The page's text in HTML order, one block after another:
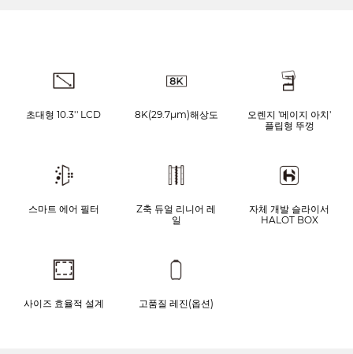
초대형 10.3'' LCD 8K(29.7μm)해상도
오렌지 '메이지 아치'
플립형 뚜껑
스마트 에어 필터
Z축 듀얼 리니어 레
일
자체 개발 슬라이서
HALOT BOX
사이즈 효율적 설계 고품질 레진(옵션)